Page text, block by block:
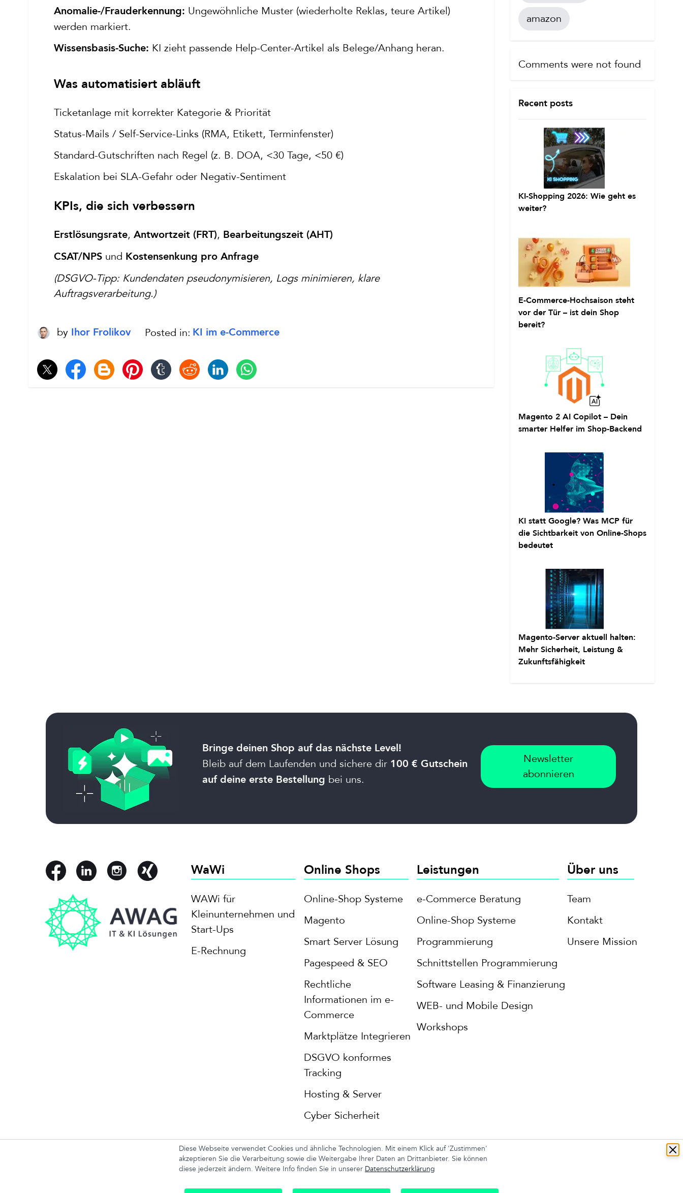
Diese Webseite verwendet Cookies und ähnliche Technologien. Mit einem Klick auf 'Zustimmen'
akzeptieren Sie die Verarbeitung sowie die Weitergabe Ihrer Daten an Drittanbieter. Sie können
diese jederzeit ändern. Weitere Info finden Sie in unserer Datenschutzerklärung
Anomalie-/Frauderkennung: Ungewöhnliche Muster (wiederholte Reklas, teure Artikel)
werden markiert.
Wissensbasis-Suche: KI zieht passende Help-Center-Artikel als Belege/Anhang heran.
Was automatisiert abläuft
Ticketanlage mit korrekter Kategorie & Priorität
Status-Mails / Self-Service-Links (RMA, Etikett, Terminfenster)
Standard-Gutschriften nach Regel (z. B. DOA, <30 Tage, <50 €)
Eskalation bei SLA-Gefahr oder Negativ-Sentiment
KPIs, die sich verbessern
Erstlösungsrate, Antwortzeit (FRT), Bearbeitungszeit (AHT)
CSAT/NPS und Kostensenkung pro Anfrage
(DSGVO-Tipp: Kundendaten pseudonymisieren, Logs minimieren, klare
Auftragsverarbeitung.)
by Ihor Frolikov Posted in: KI im e-Commerce
amazon
Comments were not found
Recent posts
KI-Shopping 2026: Wie geht es
weiter?
E-Commerce-Hochsaison steht
vor der Tür – ist dein Shop
bereit?
Magento 2 AI Copilot – Dein
smarter Helfer im Shop-Backend
KI statt Google? Was MCP für
die Sichtbarkeit von Online-Shops
bedeutet
Magento-Server aktuell halten:
Mehr Sicherheit, Leistung &
Zukunftsfähigkeit
Bringe deinen Shop auf das nächste Level!
Bleib auf dem Laufenden und sichere dir 100 € Gutschein
auf deine erste Bestellung bei uns.
Newsletter
abonnieren
WaWi
WAWi für
Kleinunternehmen und
Start-Ups
E-Rechnung
Online Shops
Online-Shop Systeme
Magento
Smart Server Lösung
Pagespeed & SEO
Rechtliche
Informationen im e-
Commerce
Marktplätze Integrieren
DSGVO konformes
Tracking
Hosting & Server
Cyber Sicherheit
Leistungen
e-Commerce Beratung
Online-Shop Systeme
Programmierung
Schnittstellen Programmierung
Software Leasing & Finanzierung
WEB- und Mobile Design
Workshops
Über uns
Team
Kontakt
Unsere Mission
Impressum AGB Datenschutz Cookies anpassen